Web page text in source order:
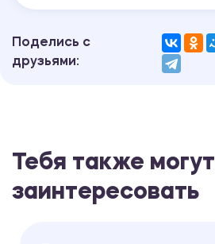
Поделись с
друзьями:
Тебя также могут
заинтересовать